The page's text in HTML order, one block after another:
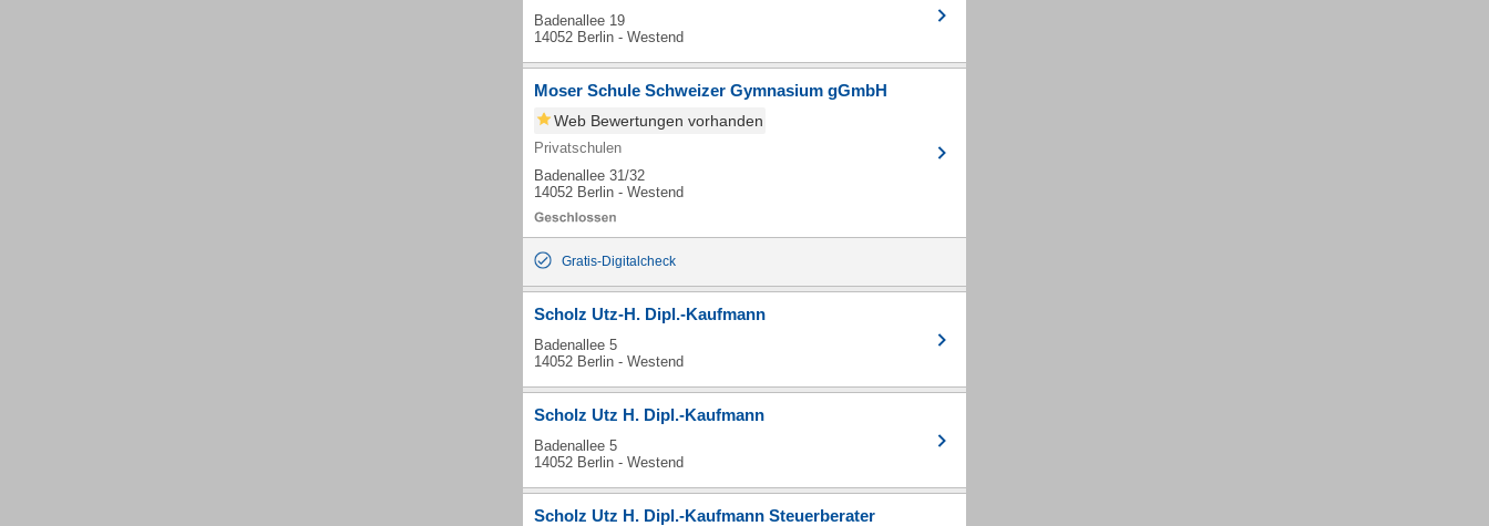
Badenallee 19
14052 Berlin - Westend
Moser Schule Schweizer Gymnasium gGmbH
Web Bewertungen vorhanden
Privatschulen
Badenallee 31/32
14052 Berlin - Westend
Gratis-Digitalcheck
Scholz Utz-H. Dipl.-Kaufmann
Badenallee 5
14052 Berlin - Westend
Scholz Utz H. Dipl.-Kaufmann
Badenallee 5
14052 Berlin - Westend
Scholz Utz H. Dipl.-Kaufmann Steuerberater